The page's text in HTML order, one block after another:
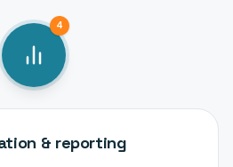
4
& reporting